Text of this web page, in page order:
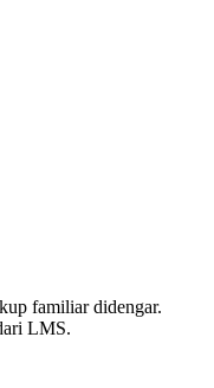
familiar didengar.
LMS.